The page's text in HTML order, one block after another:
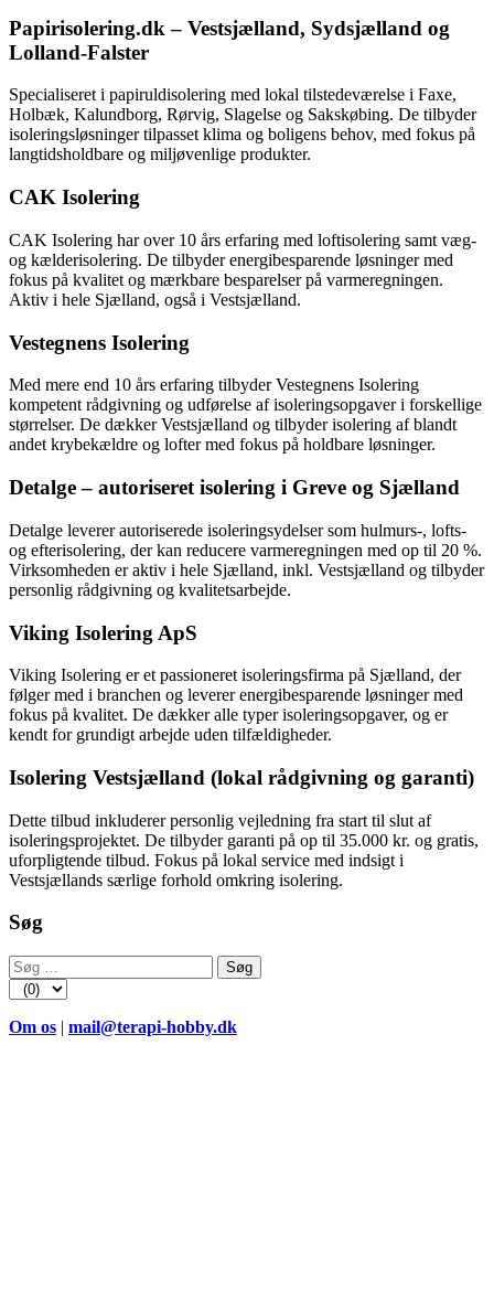
Papirisolering.dk – Vestsjælland, Sydsjælland og
Lolland-Falster
Specialiseret i papiruldisolering med lokal tilstedeværelse i Faxe,
Holbæk, Kalundborg, Rørvig, Slagelse og Sakskøbing. De tilbyder
isoleringsløsninger tilpasset klima og boligens behov, med fokus på
langtidsholdbare og miljøvenlige produkter.
CAK Isolering
CAK Isolering har over 10 års erfaring med loftisolering samt væg-
og kælderisolering. De tilbyder energibesparende løsninger med
fokus på kvalitet og mærkbare besparelser på varmeregningen.
Aktiv i hele Sjælland, også i Vestsjælland.
Vestegnens Isolering
Med mere end 10 års erfaring tilbyder Vestegnens Isolering
kompetent rådgivning og udførelse af isoleringsopgaver i forskellige
størrelser. De dækker Vestsjælland og tilbyder isolering af blandt
andet krybekældre og lofter med fokus på holdbare løsninger.
Detalge – autoriseret isolering i Greve og Sjælland
Detalge leverer autoriserede isoleringsydelser som hulmurs-, lofts-
og efterisolering, der kan reducere varmeregningen med op til 20 %.
Virksomheden er aktiv i hele Sjælland, inkl. Vestsjælland og tilbyder
personlig rådgivning og kvalitetsarbejde.
Viking Isolering ApS
Viking Isolering er et passioneret isoleringsfirma på Sjælland, der
følger med i branchen og leverer energibesparende løsninger med
fokus på kvalitet. De dækker alle typer isoleringsopgaver, og er
kendt for grundigt arbejde uden tilfældigheder.
Isolering Vestsjælland (lokal rådgivning og garanti)
Dette tilbud inkluderer personlig vejledning fra start til slut af
isoleringsprojektet. De tilbyder garanti på op til 35.000 kr. og gratis,
uforpligtende tilbud. Fokus på lokal service med indsigt i
Vestsjællands særlige forhold omkring isolering.
Søg
Søg
efter:
Om os | mail@terapi-hobby.dk